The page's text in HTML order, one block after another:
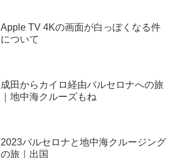
Apple TV 4Kの画面が白っぽくなる件
について
成田からカイロ経由バルセロナへの旅
｜地中海クルーズもね
2023バルセロナと地中海クルージング
の旅｜出国